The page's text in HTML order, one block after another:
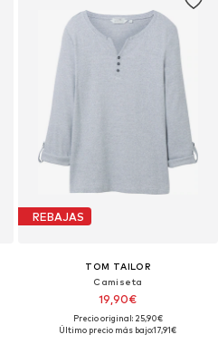
REBAJAS
TOM TAILOR
Camiseta
19,90€
Precio original: 25,90€
Último precio más bajo:17,91€